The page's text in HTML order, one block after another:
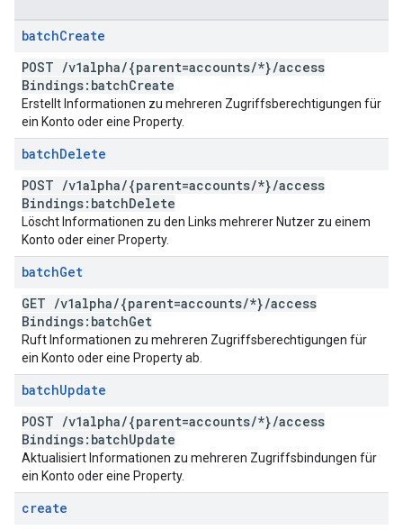
batchCreate
POST /v1alpha/{parent=accounts/*}/access
Bindings:batchCreate
Erstellt Informationen zu mehreren Zugriffsberechtigungen für
ein Konto oder eine Property.
batchDelete
POST /v1alpha/{parent=accounts/*}/access
Bindings:batchDelete
Löscht Informationen zu den Links mehrerer Nutzer zu einem
Konto oder einer Property.
batchGet
GET /v1alpha/{parent=accounts/*}/access
Bindings:batchGet
Ruft Informationen zu mehreren Zugriffsberechtigungen für
ein Konto oder eine Property ab.
batchUpdate
POST /v1alpha/{parent=accounts/*}/access
Bindings:batchUpdate
Aktualisiert Informationen zu mehreren Zugriffsbindungen für
ein Konto oder eine Property.
create